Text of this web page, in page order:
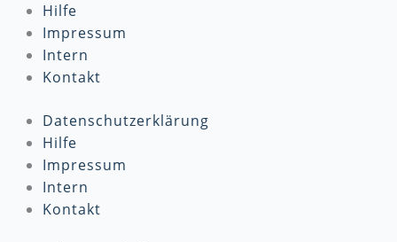
Hilfe
Impressum
Intern
Kontakt
Datenschutzerklärung
Hilfe
Impressum
Intern
Kontakt